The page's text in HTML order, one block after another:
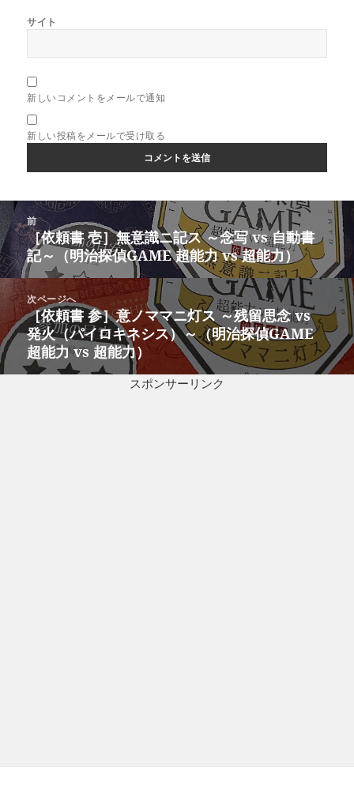
サイト
新しいコメントをメールで通知
新しい投稿をメールで受け取る
投
稿
ナ
ビ
ー
ョ
ン
前
前
の
投
稿:
［依頼書 壱］無意識ニ記ス ～念写 vs 自動書
記～（明治探偵GAME 超能力 vs 超能力）
次ページへ
次
の
投
稿:
［依頼書 参］意ノママニ灯ス ～残留思念 vs
発火（パイロキネシス）～（明治探偵GAME
超能力 vs 超能力）
スポンサーリンク